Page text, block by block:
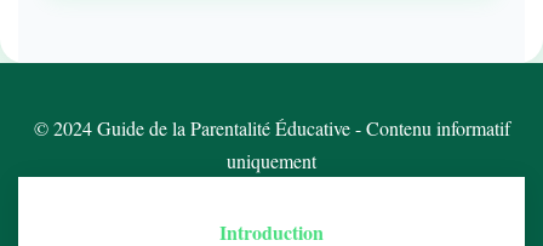
© 2024 Guide de la Parentalité Éducative - Contenu informatif
uniquement
Introduction